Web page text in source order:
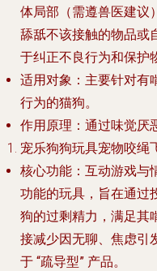
体局部（需遵兽医建议
舔舐不该接触的物品或
于纠正不良行为和保护
适用对象 ：主要针对有
行为的猫狗。
作用原理 ：通过味觉厌
宠乐狗狗玩具宠物咬绳
核心功能 ： 互动游戏与
功能的玩具，旨在通过
狗的过剩精力，满足其
接减少因无聊、焦虑引
于 “疏导型” 产品。